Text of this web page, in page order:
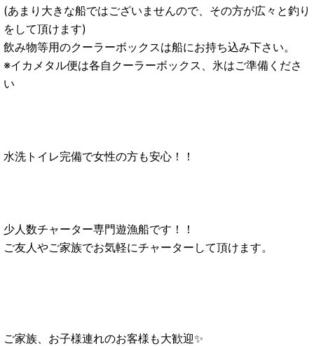
(あまり大きな船ではございませんので、その方が広々と釣り
をして頂けます)
飲み物等用のクーラーボックスは船にお持ち込み下さい。
※イカメタル便は各自クーラーボックス、氷はご準備くださ
い
水洗トイレ完備で女性の方も安心！！
少人数チャーター専門遊漁船です！！
ご友人やご家族でお気軽にチャーターして頂けます。
ご家族、お子様連れのお客様も大歓迎✨